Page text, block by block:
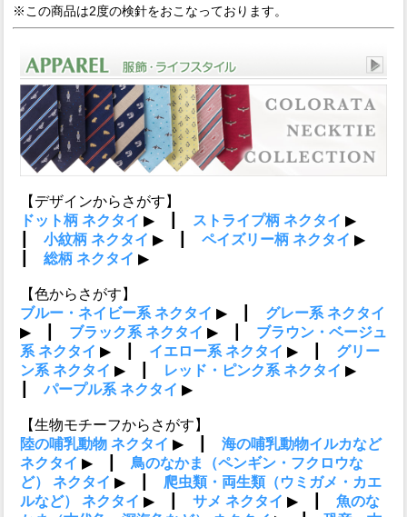
※この商品は2度の検針をおこなっております。